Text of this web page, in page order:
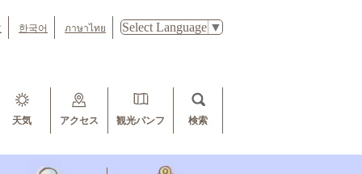
한국어 ภาษาไทย Select Language ▼
天気 アクセス 観光パンフ 検索